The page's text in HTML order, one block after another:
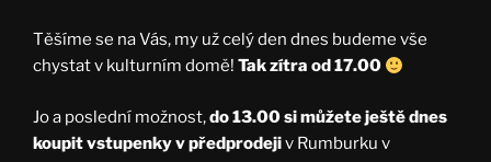
Těšíme se na Vás, my už celý den dnes budeme vše
chystat v kulturním domě! Tak zítra od 17.00
Jo a poslední možnost,do 13.00 si můžete ještě dnes
koupit vstupenky v předprodejiv Rumburku v